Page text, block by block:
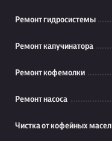
Ремонт гидросистемы
Ремонт капучинатора
Ремонт кофемолки
Ремонт насоса
Чистка от кофейных масел